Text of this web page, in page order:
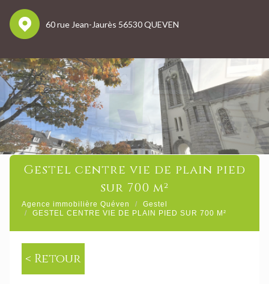
60 rue Jean-Jaurès 56530 QUEVEN
gestel centre vie de plain pied
sur 700 m²
Agence immobilière Quéven
Gestel
GESTEL CENTRE VIE DE PLAIN PIED SUR 700 M²
< Retour